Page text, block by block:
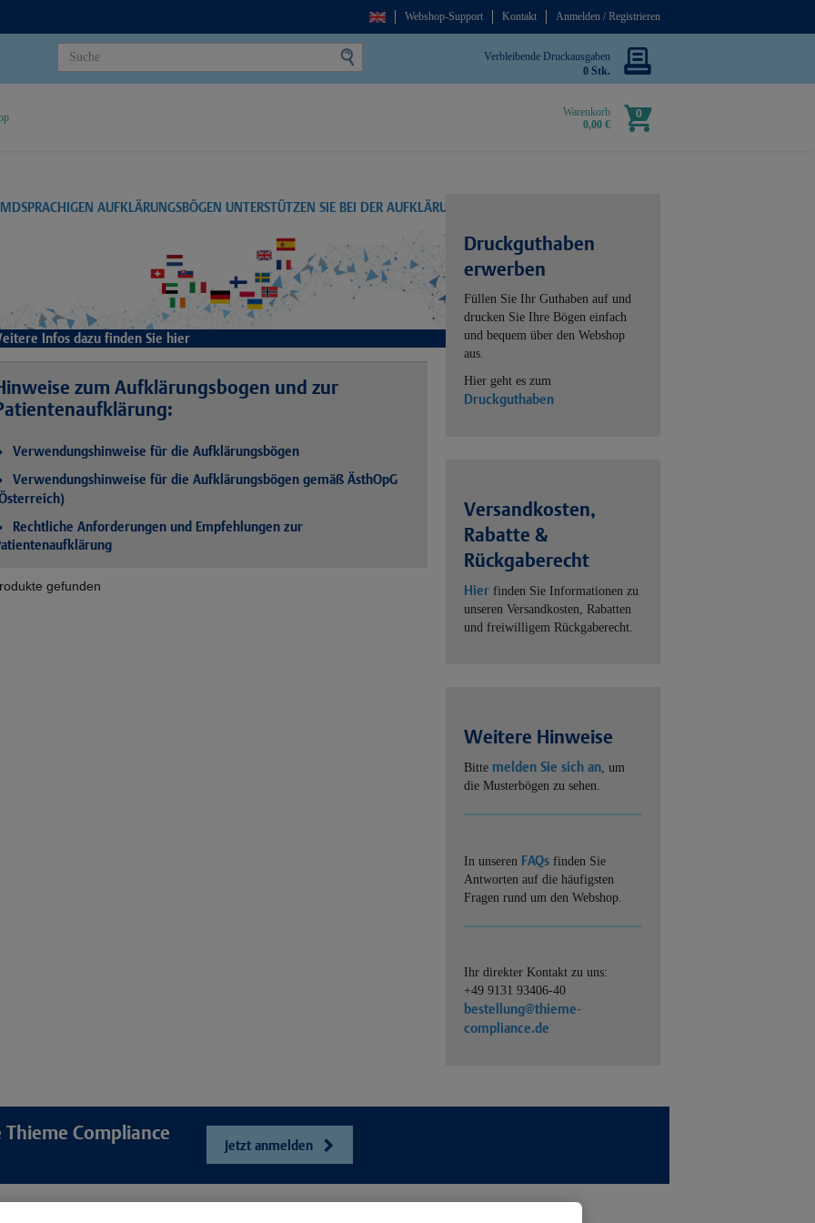
Webshop-Support Kontakt Anmelden / Registrieren
Verbleibende Druckausgaben
0 Stk.
Warenkorb
0,00 €
0
AUFKLÄRUNGSBÖGEN UNTERSTÜTZEN SIE BEI DER AUFKLÄRUNG
Infos dazu finden Sie hier
zum Aufklärungsbogen und zur
Verwendungshinweise für die Aufklärungsbögen
Verwendungshinweise für die Aufklärungsbögen gemäß ÄsthOpG
Rechtliche Anforderungen und Empfehlungen zur
gefunden
Druckguthaben
erwerben
Füllen Sie Ihr Guthaben auf und
drucken Sie Ihre Bögen einfach
und bequem über den Webshop
aus.
Hier geht es zum
Druckguthaben
Versandkosten,
Rabatte &
Rückgaberecht
Hier finden Sie Informationen zu
unseren Versandkosten, Rabatten
und freiwilligem Rückgaberecht.
Weitere Hinweise
Bitte melden Sie sich an, um
die Musterbögen zu sehen.
In unseren FAQs finden Sie
Antworten auf die häufigsten
Fragen rund um den Webshop.
Ihr direkter Kontakt zu uns:
+49 9131 93406-40
bestellung@thieme-
compliance.de
Compliance
Jetzt anmelden